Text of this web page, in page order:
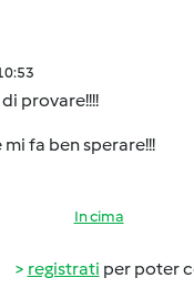
provare!!!!
mi fa ben sperare!!!
In cima
registrati per poter